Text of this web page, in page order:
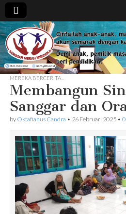
Sanggar
Merah
Merdeka
MEREKA BERCERITA...
Membangun
Sanggar dan
by Oktafianus Candra • 26 Februari 2025 •